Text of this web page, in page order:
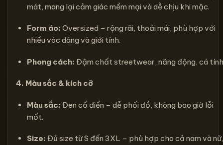
mát, mang lại cảm giác mềm mại và dễ chịu khi mặc.
Form áo: Oversized – rộng rãi, thoải mái, phù hợp với
nhiều vóc dáng và giới tính.
Phong cách: Đậm chất streetwear, năng động, cá
4. Màu sắc & kích cỡ
Màu sắc: Đen cổ điển – dễ phối đồ, không bao giờ lỗi
mốt.
Size: Đủ size từ S đến 3XL – phù hợp cho cả nam và nữ,